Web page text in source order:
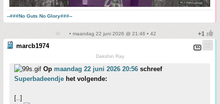
--###No Guts No Glory###--
• maandag 22 juni 2026 @ 21:46 • 42
marcb1974
Dakshin Ray
Op maandag 22 juni 2026 20:56 schreef
Superbadeendje het volgende:
[..]